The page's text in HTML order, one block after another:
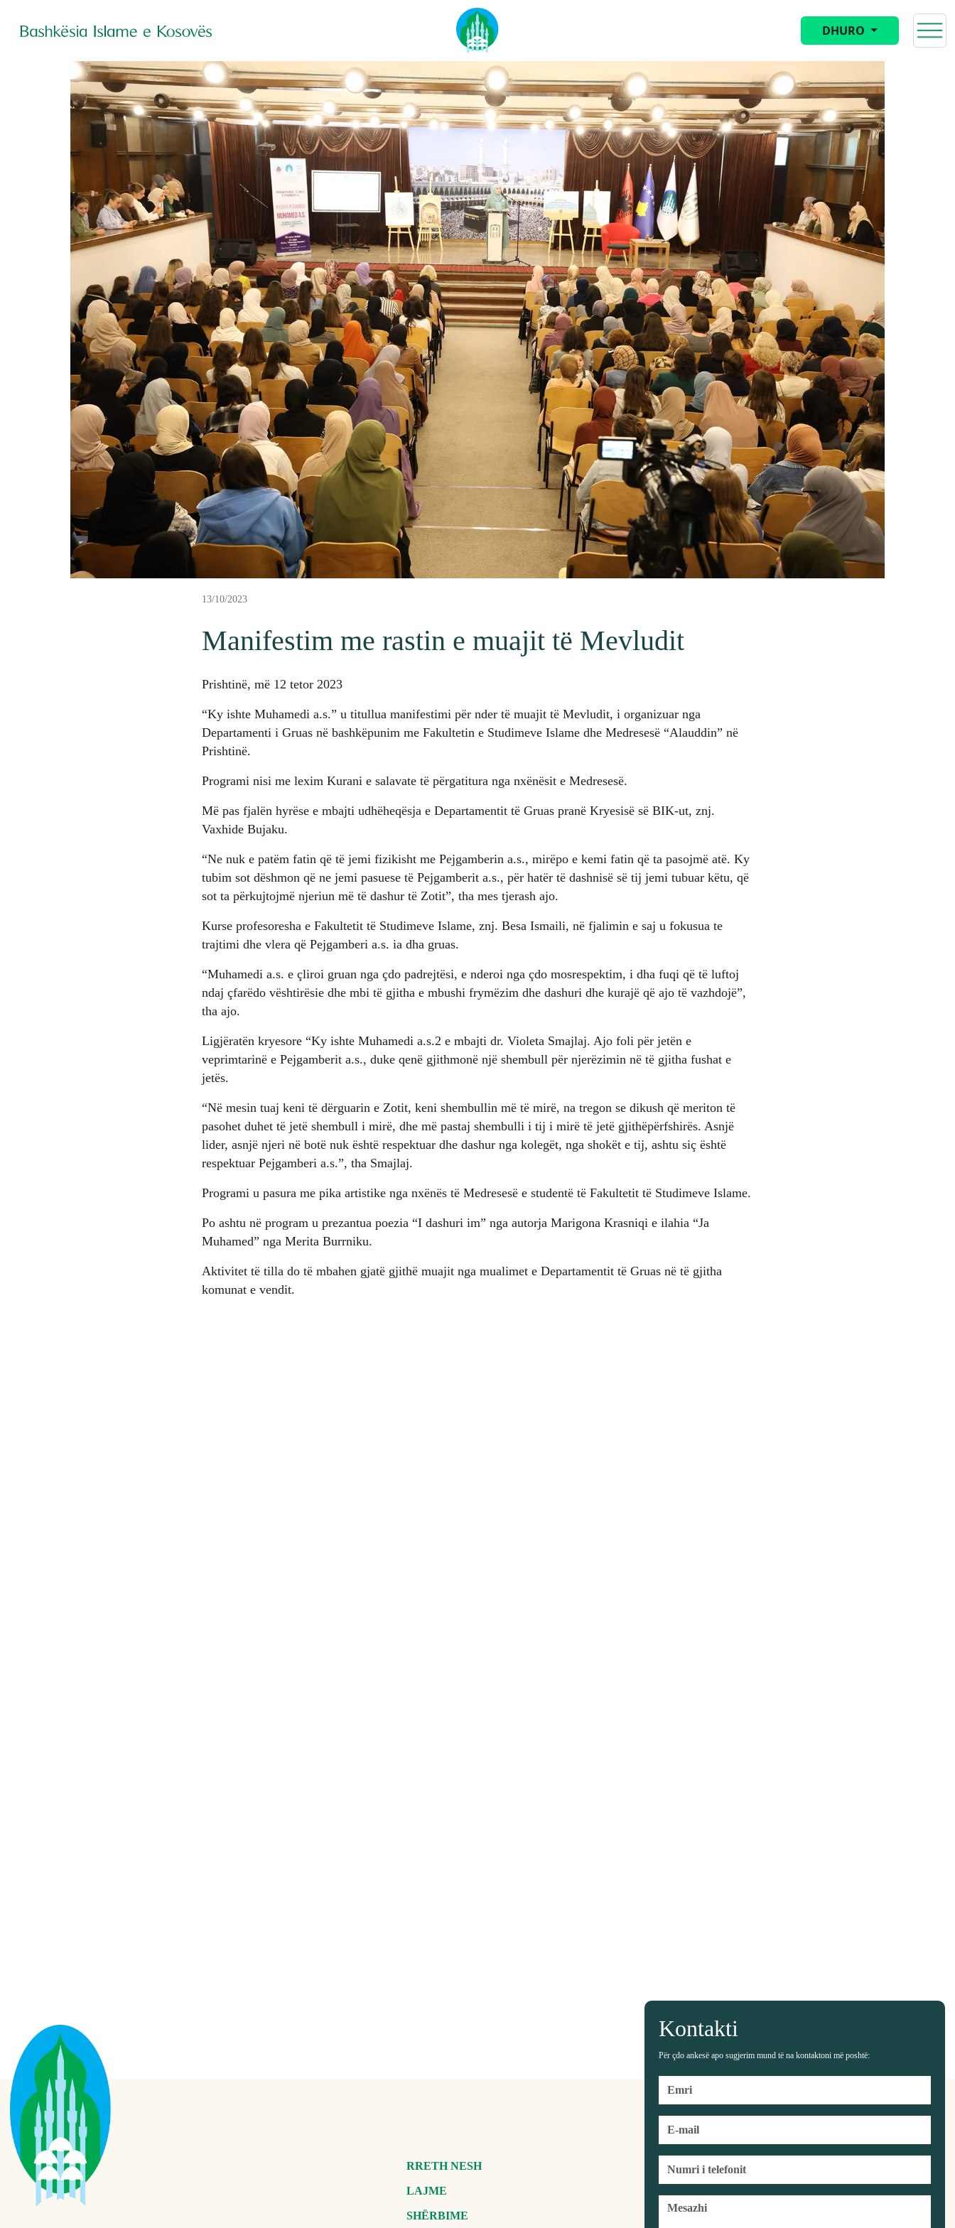
DHURO
13/10/2023
Manifestim me rastin e muajit të Mevludit
Prishtinë, më 12 tetor 2023
“Ky ishte Muhamedi a.s.” u titullua manifestimi për nder të muajit të Mevludit, i organizuar nga
Departamenti i Gruas në bashkëpunim me Fakultetin e Studimeve Islame dhe Medresesë “Alauddin” në
Prishtinë.
Programi nisi me lexim Kurani e salavate të përgatitura nga nxënësit e Medresesë.
Më pas fjalën hyrëse e mbajti udhëheqësja e Departamentit të Gruas pranë Kryesisë së BIK-ut, znj.
Vaxhide Bujaku.
“Ne nuk e patëm fatin që të jemi fizikisht me Pejgamberin a.s., mirëpo e kemi fatin që ta pasojmë atë. Ky
tubim sot dëshmon që ne jemi pasuese të Pejgamberit a.s., për hatër të dashnisë së tij jemi tubuar këtu, që
sot ta përkujtojmë njeriun më të dashur të Zotit”, tha mes tjerash ajo.
Kurse profesoresha e Fakultetit të Studimeve Islame, znj. Besa Ismaili, në fjalimin e saj u fokusua te
trajtimi dhe vlera që Pejgamberi a.s. ia dha gruas.
“Muhamedi a.s. e çliroi gruan nga çdo padrejtësi, e nderoi nga çdo mosrespektim, i dha fuqi që të luftoj
ndaj çfarëdo vështirësie dhe mbi të gjitha e mbushi frymëzim dhe dashuri dhe kurajë që ajo të vazhdojë”,
tha ajo.
Ligjëratën kryesore “Ky ishte Muhamedi a.s.2 e mbajti dr. Violeta Smajlaj. Ajo foli për jetën e
veprimtarinë e Pejgamberit a.s., duke qenë gjithmonë një shembull për njerëzimin në të gjitha fushat e
jetës.
“Në mesin tuaj keni të dërguarin e Zotit, keni shembullin më të mirë, na tregon se dikush që meriton të
pasohet duhet të jetë shembull i mirë, dhe më pastaj shembulli i tij i mirë të jetë gjithëpërfshirës. Asnjë
lider, asnjë njeri në botë nuk është respektuar dhe dashur nga kolegët, nga shokët e tij, ashtu siç është
respektuar Pejgamberi a.s.”, tha Smajlaj.
Programi u pasura me pika artistike nga nxënës të Medresesë e studentë të Fakultetit të Studimeve Islame.
Po ashtu në program u prezantua poezia “I dashuri im” nga autorja Marigona Krasniqi e ilahia “Ja
Muhamed” nga Merita Burrniku.
Aktivitet të tilla do të mbahen gjatë gjithë muajit nga mualimet e Departamentit të Gruas në të gjitha
komunat e vendit.
RRETH NESH
LAJME
SHËRBIME
Kontakti
Për çdo ankesë apo sugjerim mund të na kontaktoni më poshtë: